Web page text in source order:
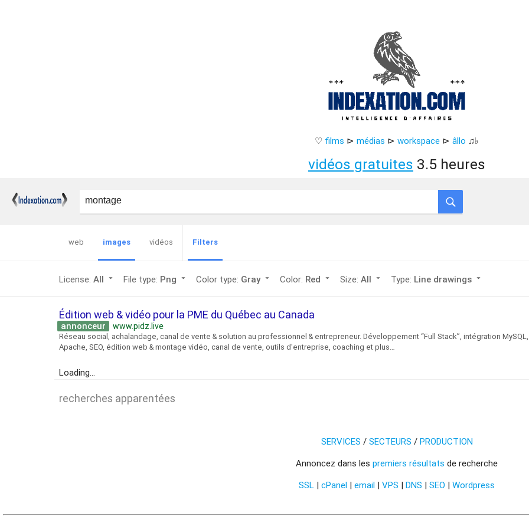
♡ films ⊳ médias ⊳ workspace ⊳ âllo ♫♭
vidéos gratuites 3.5 heures
web images vidéos Filters
License: All arrow_drop_down File type: Png arrow_drop_down Color type: Gray arrow_drop_down Color: Red arrow_drop_down Size: All arrow_drop_down Type: Line drawings arrow_drop_down
Édition web & vidéo pour la PME du Québec au Canada
annonceur www.pidz.live
Réseau social, achalandage, canal de vente & solution au professionnel & entrepreneur. Développement “Full Stack”, intégration MySQL,
Apache, SEO, édition web & montage vidéo, canal de vente, outils d'entreprise, coaching et plus…
Loading...
recherches apparentées
SERVICES / SECTEURS / PRODUCTION
Annoncez dans les premiers résultats de recherche
SSL | cPanel | email | VPS | DNS | SEO | Wordpress